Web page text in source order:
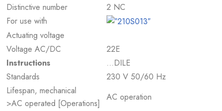
Distinctive number
2 NC
For use with
Actuating voltage
Voltage AC/DC
22E
Instructions
…DILE
Standards
230 V 50/60 Hz
Lifespan, mechanical
>AC operated [Operations]
AC operation